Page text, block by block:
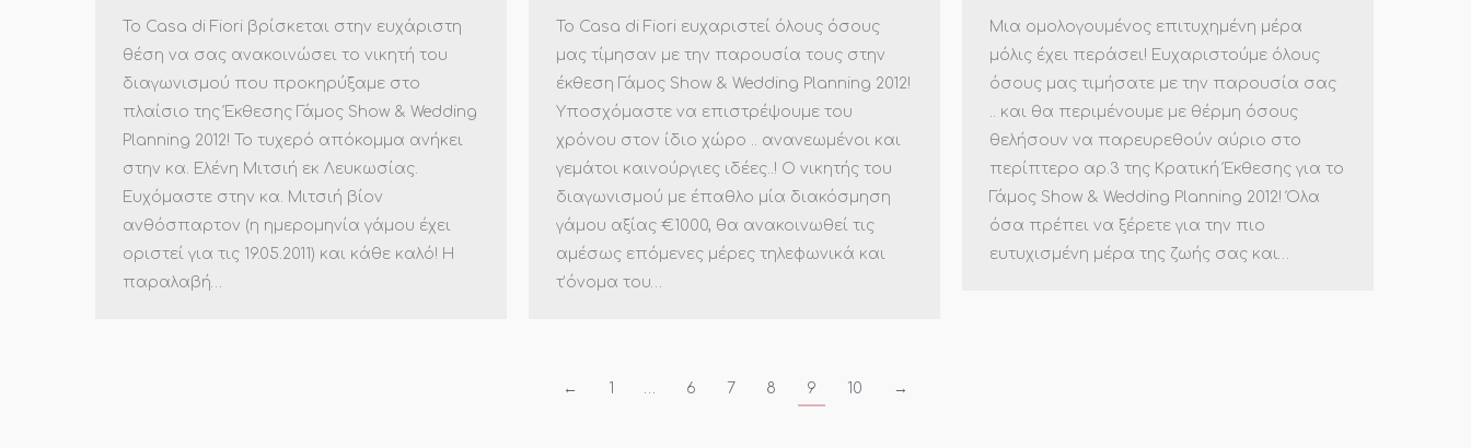
Το Casa di Fiori βρίσκεται στην ευχάριστη
θέση να σας ανακοινώσει το νικητή του
διαγωνισμού που προκηρύξαμε στο
πλαίσιο της Έκθεσης Γάμος Show & Wedding
Planning 2012! Το τυχερό απόκομμα ανήκει
στην κα. Ελένη Μιτσιή εκ Λευκωσίας.
Ευχόμαστε στην κα. Μιτσιή βίον
ανθόσπαρτον (η ημερομηνία γάμου έχει
οριστεί για τις 19.05.2011) και κάθε καλό! Η
παραλαβή…
To Casa di Fiori ευχαριστεί όλους όσους
μας τίμησαν με την παρουσία τους στην
έκθεση Γάμος Show & Wedding Planning 2012!
Υποσχόμαστε να επιστρέψουμε του
χρόνου στον ίδιο χώρο .. ανανεωμένοι και
γεμάτοι καινούργιες ιδέες..! Ο νικητής του
διαγωνισμού με έπαθλο μία διακόσμηση
γάμου αξίας €1000, θα ανακοινωθεί τις
αμέσως επόμενες μέρες τηλεφωνικά και
τ’όνομα του…
Μια ομολογουμένος επιτυχημένη μέρα
μόλις έχει περάσει! Ευχαριστούμε όλους
όσους μας τιμήσατε με την παρουσία σας
.. και θα περιμένουμε με θέρμη όσους
θελήσουν να παρευρεθούν αύριο στο
περίπτερο αρ.3 της Κρατική Έκθεσης για το
Γάμος Show & Wedding Planning 2012! Όλα
όσα πρέπει να ξέρετε για την πιο
ευτυχισμένη μέρα της ζωής σας και…
← 1 … 6 7 8 9 10 →